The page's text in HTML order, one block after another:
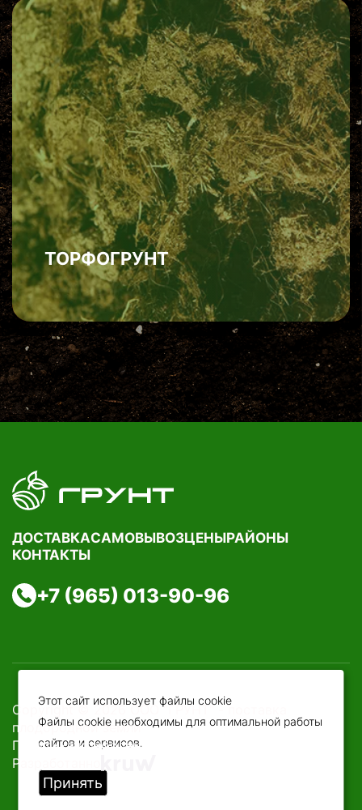
ТОРФОГРУНТ
ДОСТАВКАСАМОВЫВОЗЦЕНЫРАЙОНЫ
КОНТАКТЫ
+7 (965) 013-90-96
Copyright © 2026 ООО "ГРУНТ" - поставка
плодородной земли
Политика конфиденциальности
Разработанно
Этот сайт использует файлы cookie
Файлы cookie необходимы для оптимальной работы
сайтов и сервисов.
Принять